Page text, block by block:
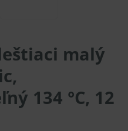
malý
134 °C, 12